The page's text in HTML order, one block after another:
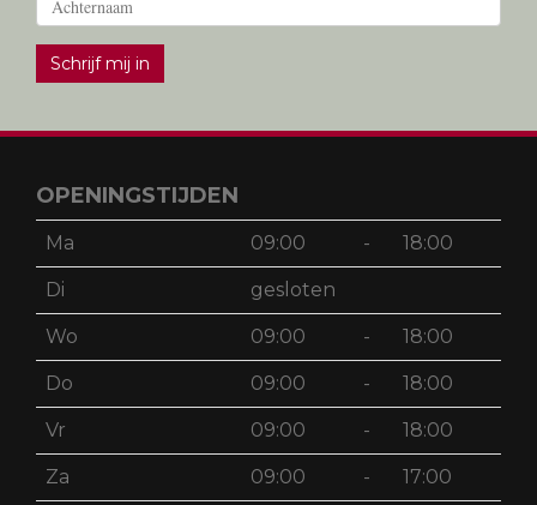
Schrijf mij in
OPENINGSTIJDEN
Ma 09:00 - 18:00
Di gesloten
Wo 09:00 - 18:00
Do 09:00 - 18:00
Vr 09:00 - 18:00
Za 09:00 - 17:00